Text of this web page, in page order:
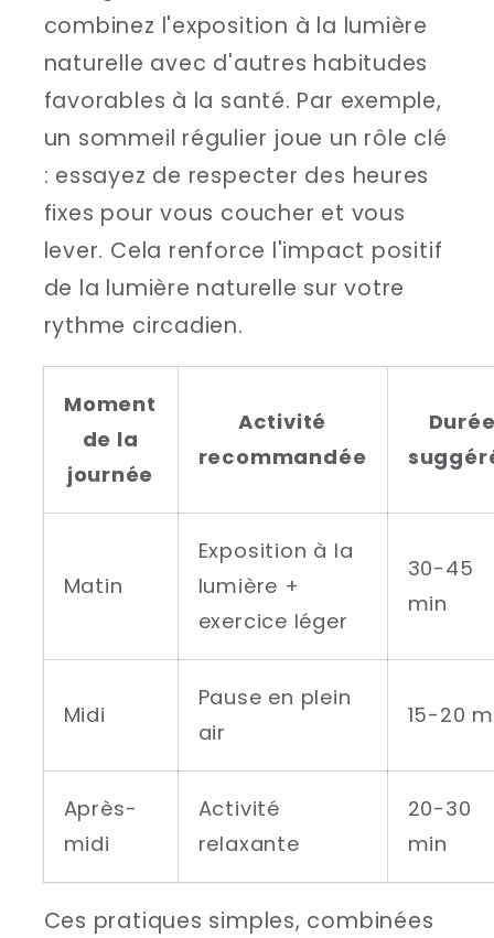
combinez l'exposition à la lumière
naturelle avec d'autres habitudes
favorables à la santé. Par exemple,
un sommeil régulier joue un rôle clé
: essayez de respecter des heures
fixes pour vous coucher et vous
lever. Cela renforce l'impact positif
de la lumière naturelle sur votre
rythme circadien.
Moment
de la
journée
Activité
recommandée
Matin
Exposition à la
lumière +
exercice léger
30-45
min
Midi
Pause en plein
air
15-20
Après-
midi
Activité
relaxante
20-30
min
Ces pratiques simples, combinées